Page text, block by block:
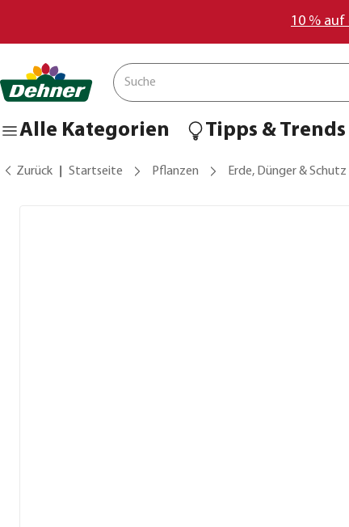
10 %
Alle Kategorien Tipps & Trends
Zurück Startseite Pflanzen Erde, Dünger & Schutz